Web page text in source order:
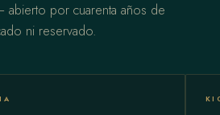
abierto por cuarenta años de
ni reservado.